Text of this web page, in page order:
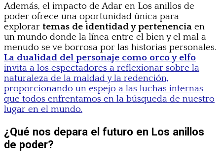
Además, el impacto de Adar en Los anillos de
poder ofrece una oportunidad única para
explorar temas de identidad y pertenencia en
un mundo donde la línea entre el bien y el mal a
menudo se ve borrosa por las historias personales.
La dualidad del personaje como orco y elfo
invita a los espectadores a reflexionar sobre la
naturaleza de la maldad y la redención,
proporcionando un espejo a las luchas internas
que todos enfrentamos en la búsqueda de nuestro
lugar en el mundo.
¿Qué nos depara el futuro en Los anillos
de poder?